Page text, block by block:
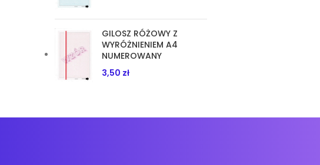
GILOSZ RÓŻOWY Z
WYRÓŻNIENIEM A4
NUMEROWANY
3,50 zł